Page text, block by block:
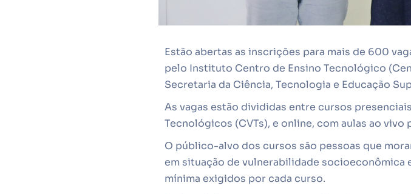
Estão abertas as inscrições para mais de 600
pelo Instituto Centro de Ensino Tecnológico
Secretaria da Ciência, Tecnologia e Educação
As vagas estão divididas entre cursos
Tecnológicos (CVTs), e online, com aulas ao
O público-alvo dos cursos são pessoas que
em situação de vulnerabilidade socioeconômica
mínima exigidos por cada curso.